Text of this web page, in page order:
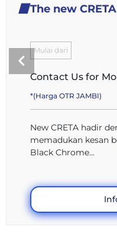
The new CRETA
Mulai dari
Contact Us for
*(Harga OTR JAMBI)
New CRETA hadir
memadukan kesan
Black Chrome...